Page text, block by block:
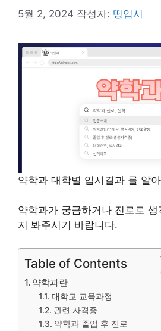
5월 2, 2024 작성자: 띵입시
약학과 대학별 입시결과 를 알
약학과가 궁금하거나 진로로
지 봐주시기 바랍니다.
Table of Contents
약학과란
대학교 교육과정
관련 자격증
약학과 졸업 후 진로